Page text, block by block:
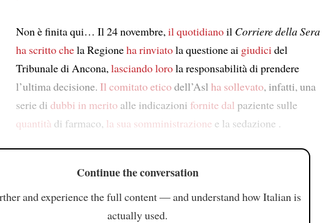
Non è finita qui… Il 24 novembre,il quotidianoil Corriere della Sera
ha scritto chela Regioneha rinviatola questione ai giudicidel
Tribunale di Ancona,lasciando lorola responsabilità di prendere
l’ultima decisione. Il comitato eticodell’Asl ha sollevato, infatti, una
serie di dubbi in merito alle indicazioni fornite dal paziente sulle
quantità di farmaco, la sua somministrazione e la sedazione .
Continue the conversation
and experience the full content — and understand how Italian is
actually used.